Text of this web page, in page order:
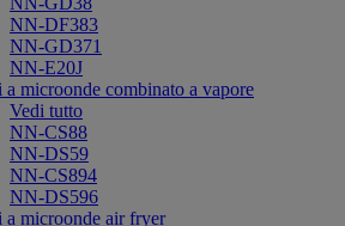
NN-DF383
NN-GD371
NN-E20J
a microonde combinato a vapore
Vedi tutto
NN-CS88
NN-DS59
NN-CS894
NN-DS596
a microonde air fryer